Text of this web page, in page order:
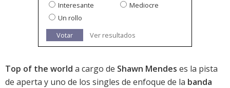
Interesante
Mediocre
Un rollo
Votar
Ver resultados
Top of the world a cargo de Shawn Mendes es la pista
de aperta y uno de los singles de enfoque de la banda